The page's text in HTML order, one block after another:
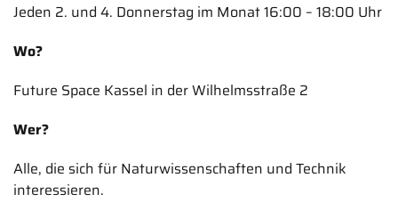
Jeden 2. und 4. Donnerstag im Monat 16:00 – 18:00 Uhr
Wo?
Future Space Kassel in der Wilhelmsstraße 2
Wer?
Alle, die sich für Naturwissenschaften und Technik
interessieren.